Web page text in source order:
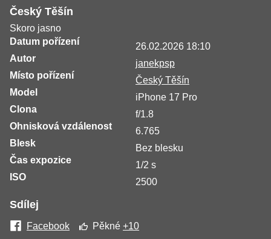
Český Těšín
Skoro jasno
Datum pořízení
26.02.2026 18:10
Autor
janekpsp
Místo pořízení
Český Těšín
Model
iPhone 17 Pro
Clona
f/1.8
Ohnisková vzdálenost
6.765
Blesk
Bez blesku
Čas expozice
1/2 s
ISO
2500
Sdílej
Facebook Pěkné+10